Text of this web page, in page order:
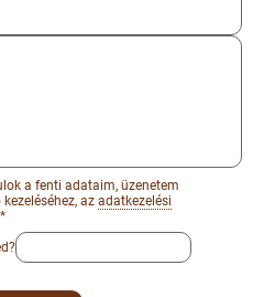
a fenti adataim, üzenetem
az adatkezelési